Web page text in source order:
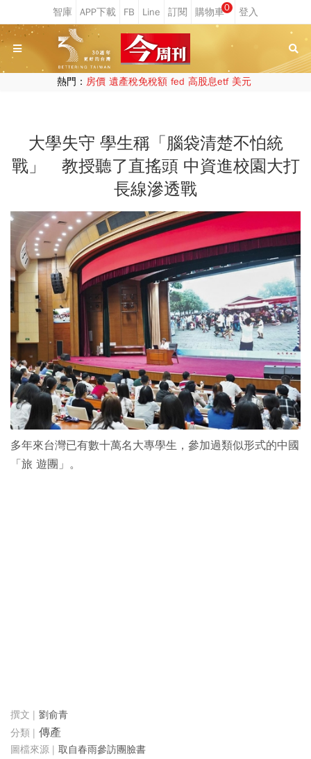
0
熱門： 房價 遺產稅免稅額 fed 高股息etf 美元
大學失守 學生稱「腦袋清楚不怕統
戰」 教授聽了直搖頭 中資進校園大打
長線滲透戰
多年來台灣已有數十萬名大專學生，參加過類似形式的中國
「旅 遊團」。
劉俞青
傳產
取自春雨參訪團臉書